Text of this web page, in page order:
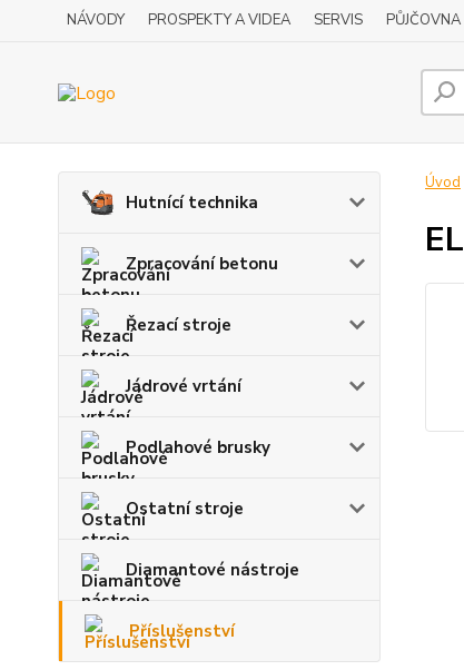
NÁVODY PROSPEKTY A VIDEA SERVIS PŮJČOVNA
Hutnící technika
Zpracování betonu
Řezací stroje
Jádrové vrtání
Podlahové brusky
Ostatní stroje
Diamantové nástroje
Příslušenství
Úvod